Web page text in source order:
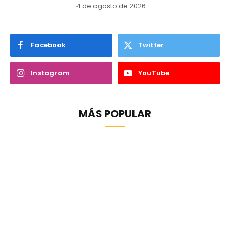
4 de agosto de 2026
Facebook Twitter
Instagram YouTube
MÁS POPULAR